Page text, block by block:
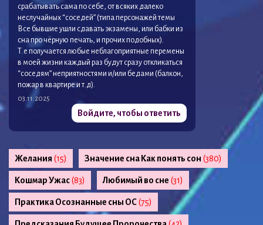
срабатывать сама по себе, от всяких далеко
неслучайных “соседей” (типа персонажей темы
Все бывшие ушли сдавать экзамены, или бабки из
сна про чёрную печать, и прочих подобных).
Т.е получается любые неблагоприятные перемены
в моей жизни каждый раз будут сразу откликаться
“соседям” неприятностями и/или бедами (балкон,
пожар в квартире и т.д).
03.11.2025
Войдите, чтобы ответить
Желания (15) Значение сна Как понять сон (380)
Кошмар Ужас(83) Любимый во сне (31)
Практика Осознанные сны ОС(75)